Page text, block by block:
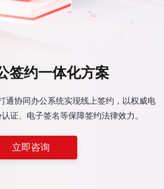
签约一体化方案
通协同办公系统实现线上签约，以权威电
证、电子签名等保障签约法律效力。
立即咨询